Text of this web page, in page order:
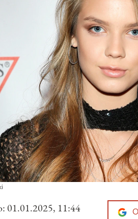
01.01.2025, 11:44